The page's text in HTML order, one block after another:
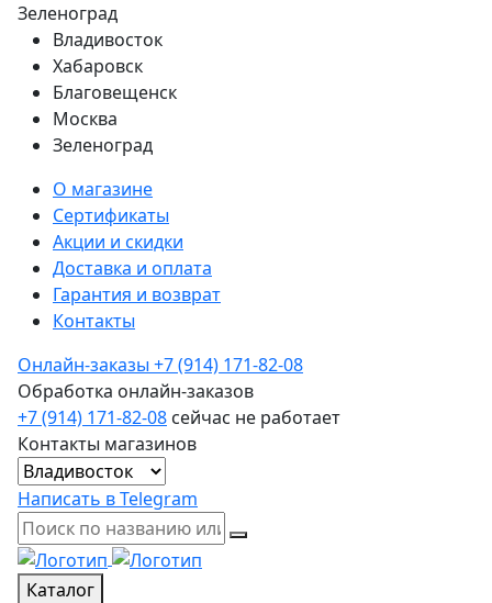
Зеленоград
Владивосток
Хабаровск
Благовещенск
Москва
Зеленоград
О магазине
Сертификаты
Акции и скидки
Доставка и оплата
Гарантия и возврат
Контакты
Онлайн-заказы +7 (914) 171-82-08
Обработка онлайн-заказов
+7 (914) 171-82-08 сейчас не работает
Контакты магазинов
Написать в Telegram
Каталог